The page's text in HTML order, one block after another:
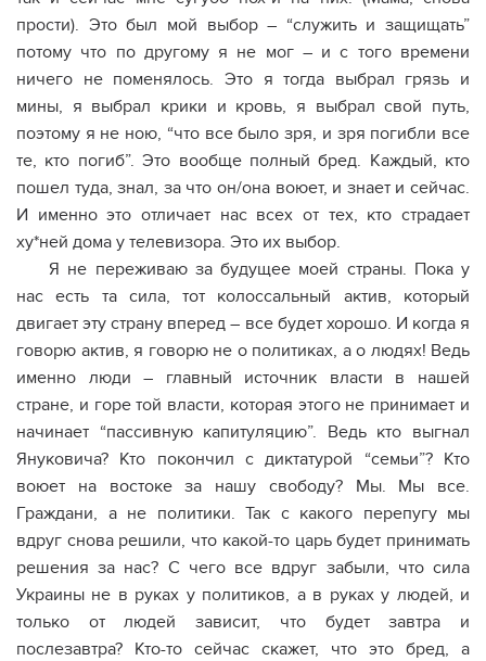
прости). Это был мой выбор – “служить и защищать”
потому что по другому я не мог – и с того времени
ничего не поменялось. Это я тогда выбрал грязь и
мины, я выбрал крики и кровь, я выбрал свой путь,
поэтому я не ною, “что все было зря, и зря погибли все
те, кто погиб”. Это вообще полный бред. Каждый, кто
пошел туда, знал, за что он/она воюет, и знает и сейчас.
И именно это отличает нас всех от тех, кто страдает
ху*ней дома у телевизора. Это их выбор.
Я не переживаю за будущее моей страны. Пока у
нас есть та сила, тот колоссальный актив, который
двигает эту страну вперед – все будет хорошо. И когда я
говорю актив, я говорю не о политиках, а о людях! Ведь
именно люди – главный источник власти в нашей
стране, и горе той власти, которая этого не принимает и
начинает “пассивную капитуляцию”. Ведь кто выгнал
Януковича? Кто покончил с диктатурой “семьи”? Кто
воюет на востоке за нашу свободу? Мы. Мы все.
Граждани, а не политики. Так с какого перепугу мы
вдруг снова решили, что какой-то царь будет принимать
решения за нас? С чего все вдруг забыли, что сила
Украины не в руках у политиков, а в руках у людей, и
только от людей зависит, что будет завтра и
послезавтра? Кто-то сейчас скажет, что это бред, а